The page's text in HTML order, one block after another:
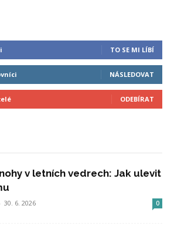
TO SE MI LÍBÍ
NÁSLEDOVAT
ODEBÍRAT
v letních vedrech: Jak ulevit
- 30. 6. 2026 0